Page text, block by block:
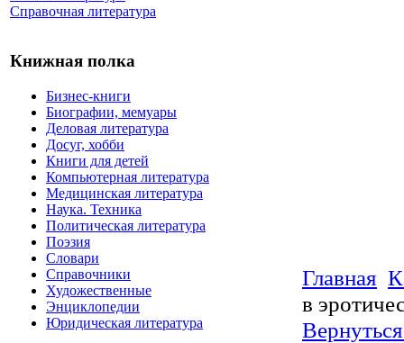
Справочная литература
Книжная полка
Бизнес-книги
Биографии, мемуары
Деловая литература
Досуг, хобби
Книги для детей
Компьютерная литература
Медицинская литература
Наука. Техника
Политическая литература
Поэзия
Словари
Справочники
Художественные
Энциклопедии
Юридическая литература
Главная
в